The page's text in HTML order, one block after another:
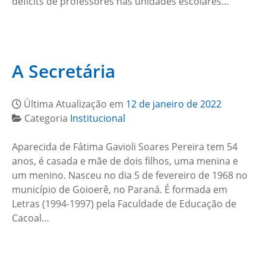
A Secretária
Última Atualização em 12 de janeiro de 2022
Categoria Institucional
Aparecida de Fátima Gavioli Soares Pereira tem 54
anos, é casada e mãe de dois filhos, uma menina e
um menino. Nasceu no dia 5 de fevereiro de 1968 no
município de Goioerê, no Paraná. É formada em
Letras (1994-1997) pela Faculdade de Educação de
Cacoal…